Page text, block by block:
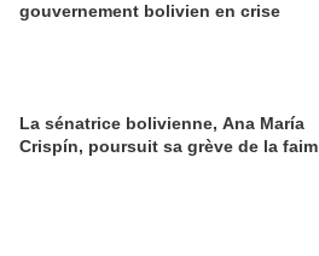
gouvernement bolivien en crise
La sénatrice bolivienne, Ana María
Crispín, poursuit sa grève de la faim